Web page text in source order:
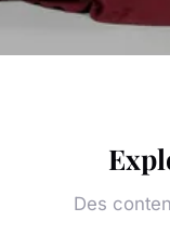
Des